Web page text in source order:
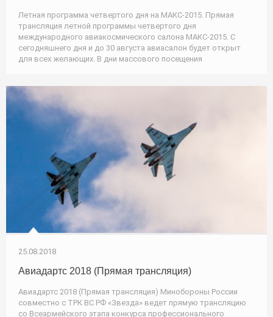
Летная программа четвертого дня на МАКС-2015. Прямая
трансляция летной программы четвертого дня
международного авиакосмического салона МАКС-2015. С
сегодняшнего дня и до 30 августа авиасалон будет открыт
для всех желающих. В дни массового посещения
25.08.2018
Авиадартс 2018 (Прямая трансляция)
Авиадартс 2018 (Прямая трансляция) Минобороны России
совместно с ТРК ВС РФ «Звезда» ведет прямую трансляцию
со Всеармейского этапа конкурса профессионального